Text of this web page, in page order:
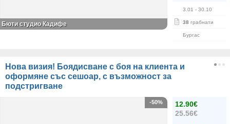
3.01 - 30.10
38 грабнати
Бургас
Бюти студио Кадифе
Нова визия! Боядисване с боя на клиента и
оформяне със сешоар, с възможност за
подстригване
12.90€
25.56€
-50%